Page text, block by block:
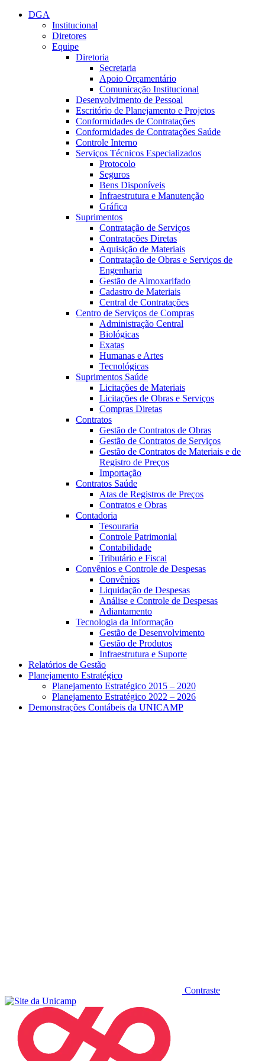
Conteúdo principal
DGA
Institucional
Diretores
Equipe
Diretoria
Secretaria
Apoio Orçamentário
Comunicação Institucional
Desenvolvimento de Pessoal
Escritório de Planejamento e Projetos
Conformidades de Contratações
Conformidades de Contratações Saúde
Controle Interno
Serviços Técnicos Especializados
Protocolo
Seguros
Bens Disponíveis
Infraestrutura e Manutenção
Gráfica
Suprimentos
Contratação de Serviços
Contratações Diretas
Aquisição de Materiais
Contratação de Obras e Serviços de
Engenharia
Gestão de Almoxarifado
Cadastro de Materiais
Central de Contratações
Centro de Serviços de Compras
Administração Central
Biológicas
Exatas
Humanas e Artes
Tecnológicas
Suprimentos Saúde
Licitações de Materiais
Licitações de Obras e Serviços
Compras Diretas
Contratos
Gestão de Contratos de Obras
Gestão de Contratos de Serviços
Gestão de Contratos de Materiais e de
Registro de Preços
Importação
Contratos Saúde
Atas de Registros de Preços
Contratos e Obras
Contadoria
Tesouraria
Controle Patrimonial
Contabilidade
Tributário e Fiscal
Convênios e Controle de Despesas
Convênios
Liquidação de Despesas
Análise e Controle de Despesas
Adiantamento
Tecnologia da Informação
Gestão de Desenvolvimento
Gestão de Produtos
Infraestrutura e Suporte
Relatórios de Gestão
Planejamento Estratégico
Planejamento Estratégico 2015 – 2020
Planejamento Estratégico 2022 – 2026
Demonstrações Contábeis da UNICAMP
Contraste